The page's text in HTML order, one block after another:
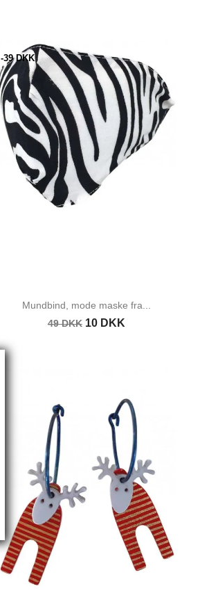
Mundbind, mode maske fra...
49 DKK 10 DKK
-39 DKK